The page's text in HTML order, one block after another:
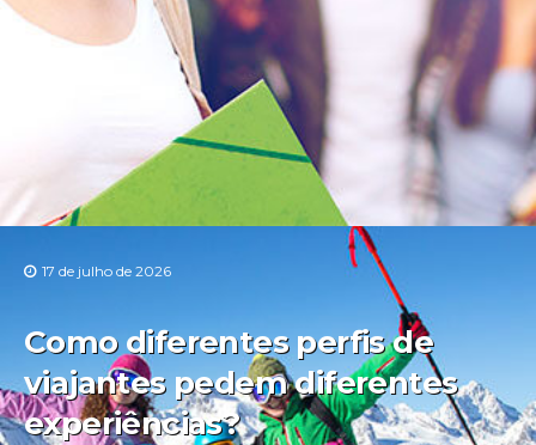
17 de julho de 2026
Como diferentes perfis de
viajantes pedem diferentes
experiências?